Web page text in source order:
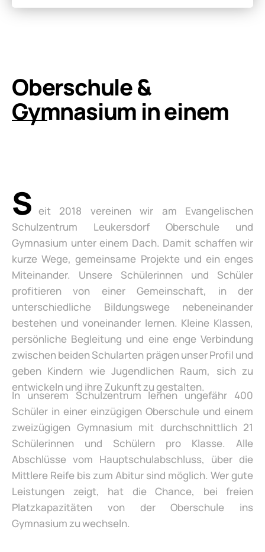
Oberschule &
Gymnasium in einem
S eit 2018 vereinen wir am Evangelischen
Schulzentrum Leukersdorf Oberschule und
Gymnasium unter einem Dach. Damit schaffen wir
kurze Wege, gemeinsame Projekte und ein enges
Miteinander. Unsere Schülerinnen und Schüler
profitieren von einer Gemeinschaft, in der
unterschiedliche Bildungswege nebeneinander
bestehen und voneinander lernen. Kleine Klassen,
persönliche Begleitung und eine enge Verbindung
zwischen beiden Schularten prägen unser Profil und
geben Kindern wie Jugendlichen Raum, sich zu
entwickeln und ihre Zukunft zu gestalten.
In unserem Schulzentrum lernen ungefähr 400
Schüler in einer einzügigen Oberschule und einem
zweizügigen Gymnasium mit durchschnittlich 21
Schülerinnen und Schülern pro Klasse. Alle
Abschlüsse vom Hauptschulabschluss, über die
Mittlere Reife bis zum Abitur sind möglich. Wer gute
Leistungen zeigt, hat die Chance, bei freien
Platzkapazitäten von der Oberschule ins
Gymnasium zu wechseln.